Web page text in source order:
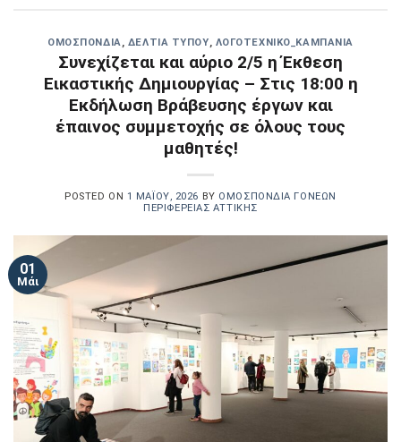
OΜΟΣΠΟΝΔΊΑ ΔΕΛΤΊΑ ΤΎΠΟΥ ΛΟΓΟΤΕΧΝΙΚΟ_ΚΑΜΠΆΝΙΑ
Συνεχίζεται και αύριο 2/5 η Έκθεση
Εικαστικής Δημιουργίας – Στις 18:00 η
Εκδήλωση Βράβευσης έργων και
έπαινος συμμετοχής σε όλους τους
μαθητές!
POSTED ON 1 ΜΑΪ́ΟΥ, 2026 BY ΟΜΟΣΠΟΝΔΊΑ ΓΟΝΈΩΝ
ΠΕΡΙΦΈΡΕΙΑΣ ΑΤΤΙΚΉΣ
01
Μάι